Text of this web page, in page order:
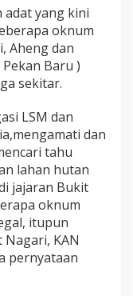
adat yang kini
oknum
Aheng dan
Baru )
sekitar.
LSM dan
dan
tahu
lahan hutan
jajaran Bukit
oknum
itupun
KAN
pernyataan